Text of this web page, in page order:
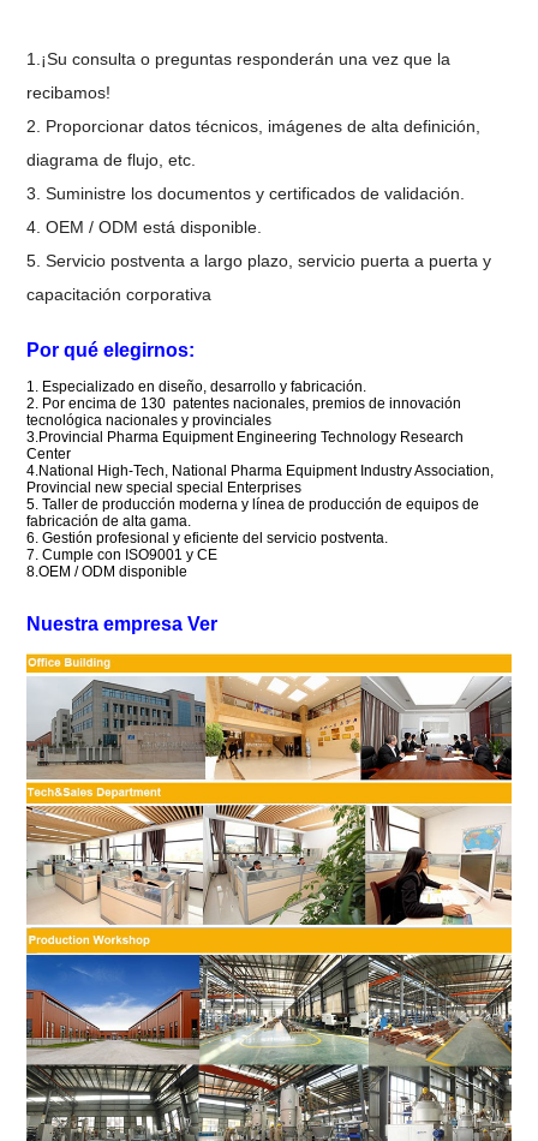
1.¡Su consulta o preguntas responderán una vez que la
recibamos!
2. Proporcionar datos técnicos, imágenes de alta definición,
diagrama de flujo, etc.
3. Suministre los documentos y certificados de validación.
4. OEM / ODM está disponible.
5. Servicio postventa a largo plazo, servicio puerta a puerta y
capacitación corporativa
Por qué elegirnos:
1. Especializado en diseño, desarrollo y fabricación.
2. Por encima de 130patentesnacionales,premios de innovación
tecnológica nacionales y provinciales
3.Provincial Pharma Equipment Engineering Technology Research
Center
4.National High-Tech, National Pharma Equipment Industry Association,
Provincial new special special Enterprises
5.Taller de producción moderna y línea deproducción de equipos de
fabricaciónde alta gama.
6.Gestión profesional y eficiente del servicio postventa.
7.Cumple con ISO9001 y CE
8.OEM / ODM disponible
Nuestra empresa Ver